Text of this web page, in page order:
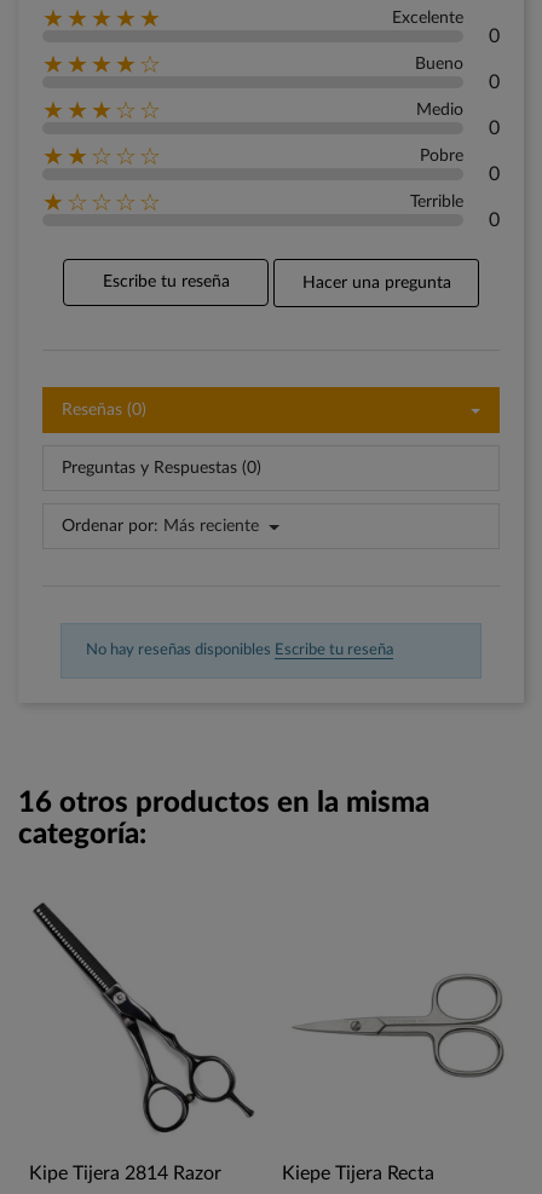
★★★★★ Excelente
0
★★★★☆ Bueno
0
★★★☆☆ Medio
0
★★☆☆☆ Pobre
0
★☆☆☆☆ Terrible
0
Escribe tu reseña Hacer una pregunta
Reseñas (0)
Preguntas y Respuestas (0)
Ordenar por: Más reciente
No hay reseñas disponibles Escribe tu reseña
16 otros productos en la misma
categoría:
Kipe Tijera 2814 Razor
Kiepe Tijera Recta